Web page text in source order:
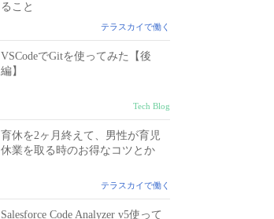
ること
テラスカイで働く
VSCodeでGitを使ってみた【後
編】
Tech Blog
育休を2ヶ月終えて、男性が育児
休業を取る時のお得なコツとか
テラスカイで働く
Salesforce Code Analyzer v5使って